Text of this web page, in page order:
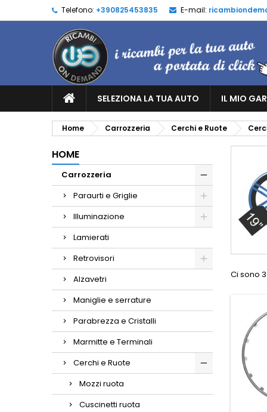
Telefono: +390825453835 E-mail:
SELEZIONA LA TUA AUTO IL MIO
Home Carrozzeria Cerchi e Ruote
HOME
Carrozzeria
Paraurti e Griglie
Illuminazione
Lamierati
Retrovisori
Alzavetri
Maniglie e serrature
Parabrezza e Cristalli
Marmitte e Terminali
Cerchi e Ruote
Mozzi ruota
Cuscinetti ruota
Ci sono